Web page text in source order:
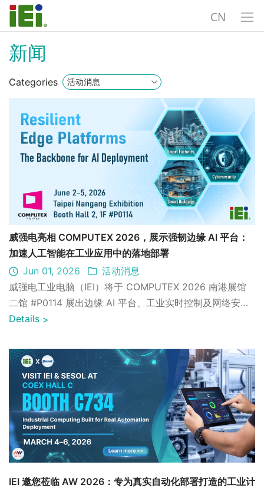
CN
新闻
Categories
威强电亮相 COMPUTEX 2026，展示强韧边缘 AI 平台：
加速人工智能在工业应用中的落地部署
Jun 01, 2026
活动消息
威强电工业电脑（IEI）将于 COMPUTEX 2026 南港展馆
二馆 #P0114 展出边缘 AI 平台、工业实时控制及网络安全
韧性解决方案，助力工业 AI 落地部署。
Details >
IEI 邀您莅临 AW 2026：专为真实自动化部署打造的工业计